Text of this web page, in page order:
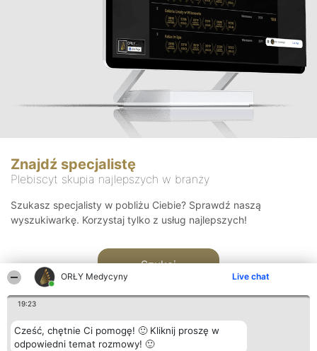
ORŁY Medycyny Live chat
19:23
Cześć, chętnie Ci pomogę! 🙂 Kliknij proszę w
odpowiedni temat rozmowy! 🙂
Znajdź specjalistę
Plebiscyt skupia najlepszych w branży
Szukasz specjalisty w pobliżu Ciebie? Sprawdź naszą
wyszukiwarkę. Korzystaj tylko z usług najlepszych!
Szukaj